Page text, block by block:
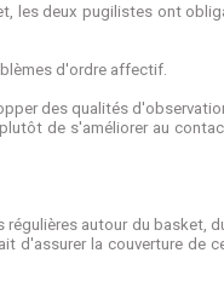
les deux pugilistes ont
d'ordre affectif.
des qualités
de s'améliorer au
autour du basket,
d'assurer la couverture de